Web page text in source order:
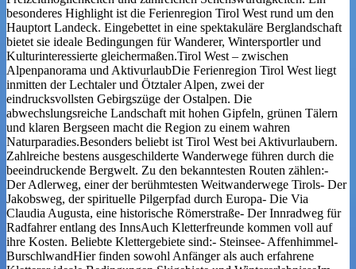
besonderes Highlight ist die Ferienregion Tirol West rund um den
Hauptort Landeck. Eingebettet in eine spektakuläre Berglandschaft
bietet sie ideale Bedingungen für Wanderer, Wintersportler und
Kulturinteressierte gleichermaßen.Tirol West – zwischen
Alpenpanorama und AktivurlaubDie Ferienregion Tirol West liegt
inmitten der Lechtaler und Ötztaler Alpen, zwei der
eindrucksvollsten Gebirgszüge der Ostalpen. Die
abwechslungsreiche Landschaft mit hohen Gipfeln, grünen Tälern
und klaren Bergseen macht die Region zu einem wahren
Naturparadies.Besonders beliebt ist Tirol West bei Aktivurlaubern.
Zahlreiche bestens ausgeschilderte Wanderwege führen durch die
beeindruckende Bergwelt. Zu den bekanntesten Routen zählen:-
Der Adlerweg, einer der berühmtesten Weitwanderwege Tirols- Der
Jakobsweg, der spirituelle Pilgerpfad durch Europa- Die Via
Claudia Augusta, eine historische Römerstraße- Der Innradweg für
Radfahrer entlang des InnsAuch Kletterfreunde kommen voll auf
ihre Kosten. Beliebte Klettergebiete sind:- Steinsee- Affenhimmel-
BurschlwandHier finden sowohl Anfänger als auch erfahrene